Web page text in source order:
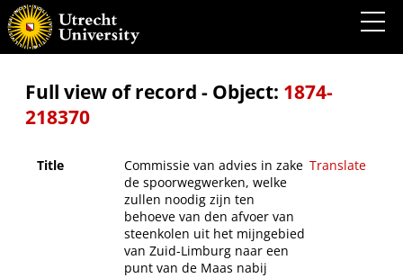
Commissie van advies in zake de spoorwegwerken, welke zullen noodig zijn ten
behoeve van den afvoer van steenkolen uit het mijngebied van Zuid-Limburg naar een
punt van de Maas nabij Maasbracht, zoomede de haven- en andere werken, welke in
verband met dien afvoer ter plaatse zullen behooren te worden aangelegd, ten einde de
Full view of record - Object: 1874-
218370
Title
Commissie van advies in zake
de spoorwegwerken, welke
zullen noodig zijn ten
behoeve van den afvoer van
steenkolen uit het mijngebied
van Zuid-Limburg naar een
punt van de Maas nabij
Translate